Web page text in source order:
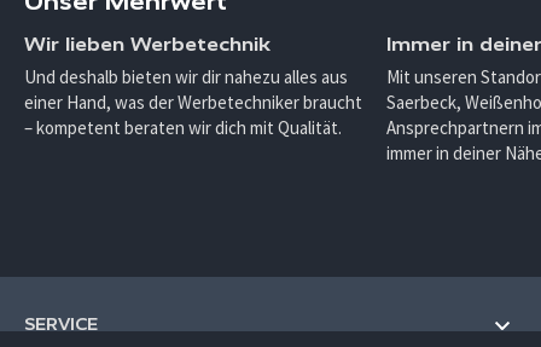
Wir lieben Werbetechnik
Und deshalb bieten wir dir nahezu alles aus
einer Hand, was der Werbetechniker braucht
– kompetent beraten wir dich mit Qualität.
Immer in
Mit unseren
Saerbeck,
Ansprechpartnern
immer in deiner
SERVICE